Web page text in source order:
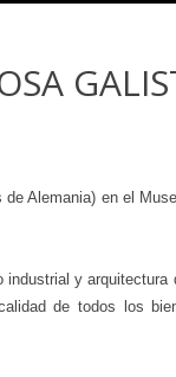
Alemania) en el
y arquitectura
de todos los